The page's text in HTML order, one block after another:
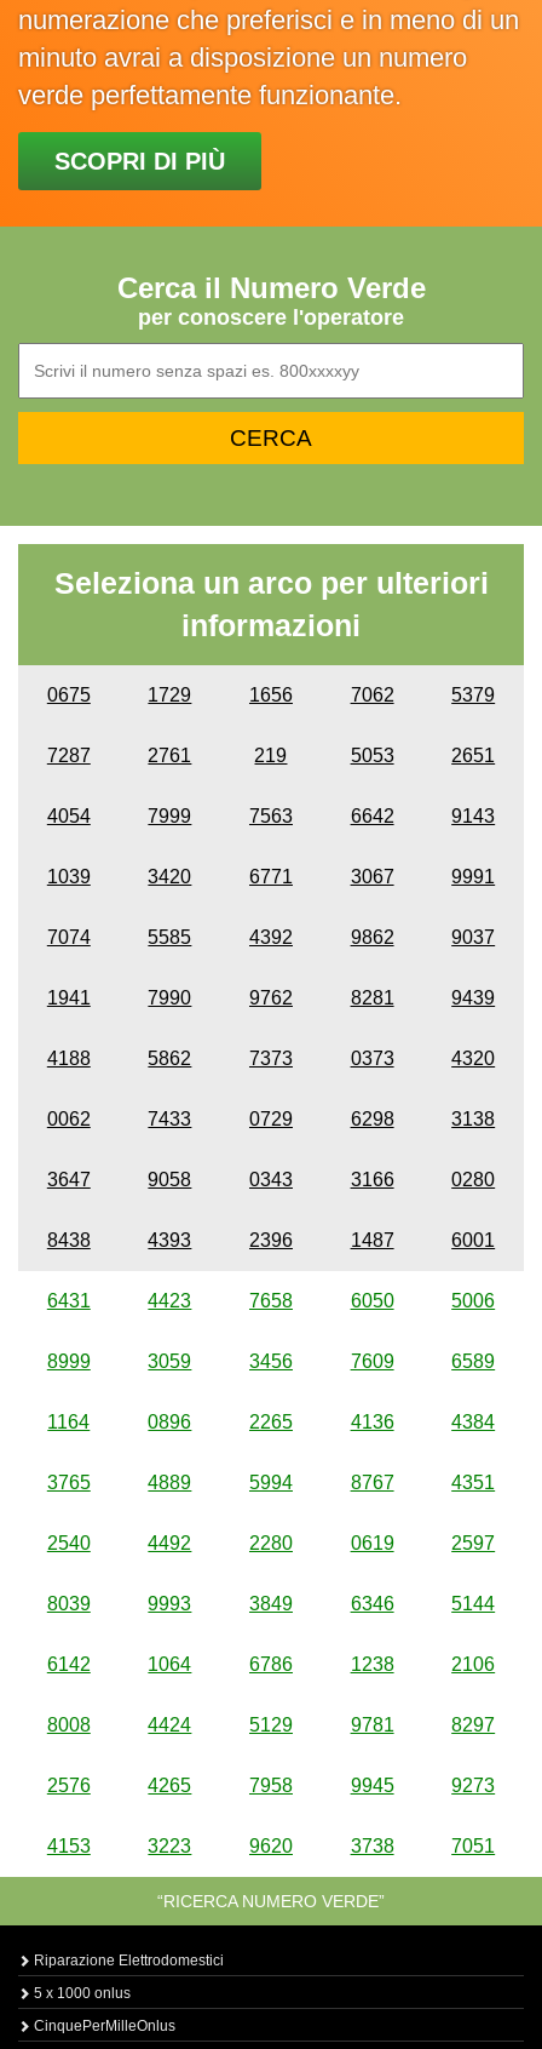
numerazione che preferisci e in meno di un
minuto avrai a disposizione un numero
verde perfettamente funzionante.
SCOPRI DI PIÙ
Cerca il Numero Verde
per conoscere l'operatore
Seleziona un arco per ulteriori
informazioni
0675 1729 1656 7062 5379
7287 2761 219 5053 2651
4054 7999 7563 6642 9143
1039 3420 6771 3067 9991
7074 5585 4392 9862 9037
1941 7990 9762 8281 9439
4188 5862 7373 0373 4320
0062 7433 0729 6298 3138
3647 9058 0343 3166 0280
8438 4393 2396 1487 6001
6431 4423 7658 6050 5006
8999 3059 3456 7609 6589
1164 0896 2265 4136 4384
3765 4889 5994 8767 4351
2540 4492 2280 0619 2597
8039 9993 3849 6346 5144
6142 1064 6786 1238 2106
8008 4424 5129 9781 8297
2576 4265 7958 9945 9273
4153 3223 9620 3738 7051
“RICERCA NUMERO VERDE”
Riparazione Elettrodomestici
5 x 1000 onlus
CinquePerMilleOnlus